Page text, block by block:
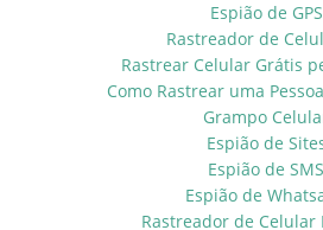
Espião de GPS
Rastreador de
Rastrear Celular Grátis
Como Rastrear uma
Grampo
Espião de
Espião de SMS
Espião de
Rastreador de Celular